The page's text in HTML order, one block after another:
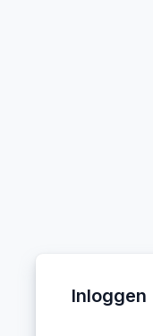
Inloggen